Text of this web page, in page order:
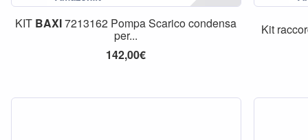
KIT BAXI7213162 Pompa Scarico condensa
per...
142,00€
Kit